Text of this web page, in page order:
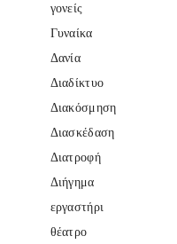
γονείς
Γυναίκα
Δανία
Διαδίκτυο
Διακόσμηση
Διασκέδαση
Διατροφή
Διήγημα
εργαστήρι
θέατρο